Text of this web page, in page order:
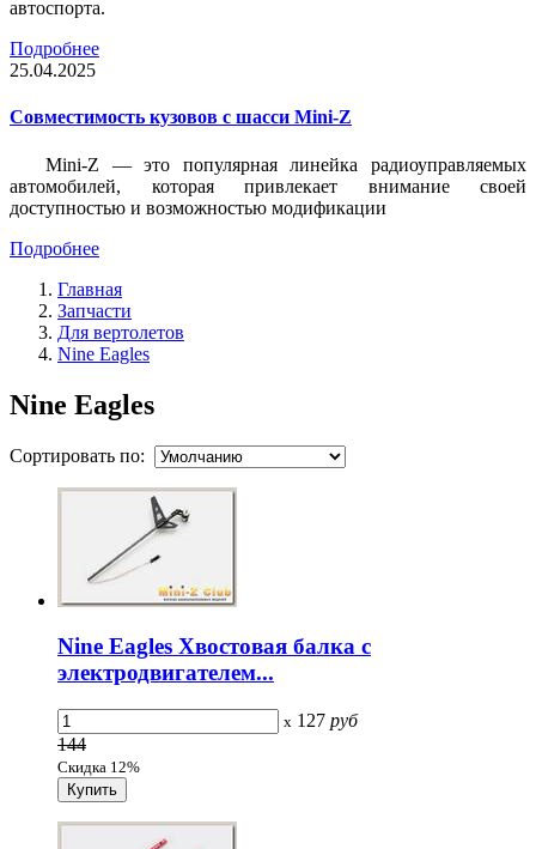
автоспорта.
Подробнее
25.04.2025
Совместимость кузовов с шасси Mini-Z
Mini-Z — это популярная линейка радиоуправляемых
автомобилей, которая привлекает внимание своей
доступностью и возможностью модификации
Подробнее
Главная
Запчасти
Для вертолетов
Nine Eagles
Nine Eagles
Сортировать по:
Nine Eagles Хвостовая балка с
электродвигателем...
x 127 руб
144
Скидка 12%